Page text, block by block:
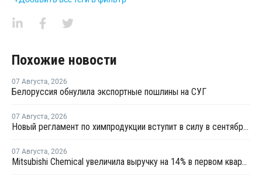
Похожие новости
07 Августа, 2026
Белоруссия обнулила экспортные пошлины на СУГ
07 Августа, 2026
Новый регламент по химпродукции вступит в силу в сентябре 2027 года
07 Августа, 2026
Mitsubishi Chemical увеличила выручку на 14% в первом квартале японского финансового года